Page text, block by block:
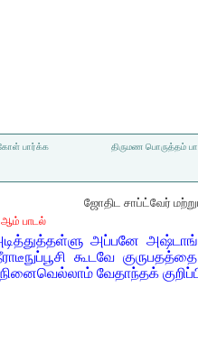
பார்க்க திருமண பொருத்தம்
ஜோதிட சாப்ட்வேர்
பாடல்
அப்பனே அஷ்டாங்கம்
கூடவே
நினைவெல்லாம் வேதாந்தக்